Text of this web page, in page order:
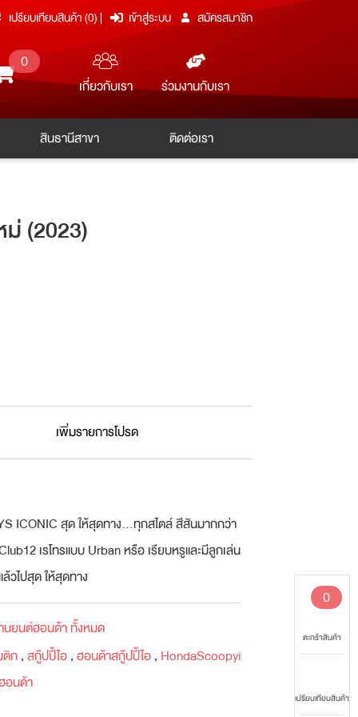
เปรียบเทียบสินค้า (0) | เข้าสู่ระบบ สมัครสมาชิก
0
เกี่ยวกับเรา ร่วมงานกับเรา
สินธานีสาขา ติดต่อเรา
0
ตะกร้าสินค้า
เปรียบเทียบสินค้า
(2023)
เพิ่มรายการโปรด
ICONIC สุด ให้สุดทาง...ทุกสไตล์ สีสันมากกว่า
เรโทรแบบ Urban หรือ เรียบหรูและมีลูกเล่น
วไปสุด ให้สุดทาง
นยนต์ฮอนด้า ทั้งหมด
ติก,สกู๊ปปี้ไอ,ฮอนด้าสกู๊ปปี้ไอ, HondaScoopyi
อนด้า